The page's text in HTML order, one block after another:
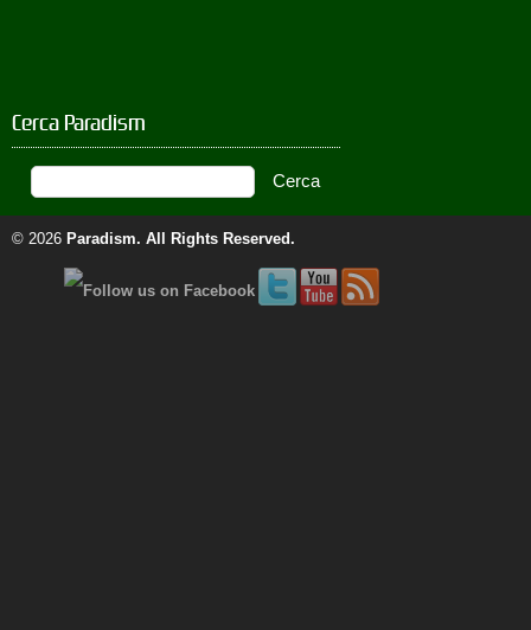
Cerca Paradism
© 2026 Paradism. All Rights Reserved.